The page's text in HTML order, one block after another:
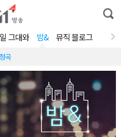
통
합
그대와 밤& 뮤직 블로그
곡